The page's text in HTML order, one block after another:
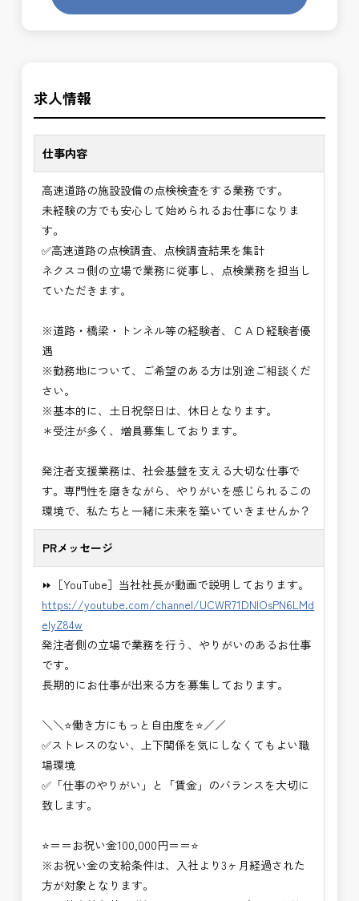
の環境で、私たちと一緒に未来を築いていきません
か？
長期的にお仕事が出来る方を募集しております。
職場環境
✅「仕事のやりがい」と「賃金」のバランスを大切
に致します。
⭐＝＝お祝い金100,000円＝＝⭐
※お祝い金の支給条件は、入社より3ヶ月経過され
た方が対象となります。
その他支給条件の詳細については、問い合わせくだ
さい。
■勤務地について、ご希望のある方は別途ご相談く
国土交通省、地方自治体
（東北地方、関東地方、中部地方、近畿地方など）
■発注者支援業務＜希望する業務をお選びくださ
い。＞
・＜急募＞工事監督支援業務
・＜急募＞資料作成業務
・NEXCO（ネクスコ）点検業務
・NEXCO（ネクスコ）保全調査
・電気工事監督支援業務
・設計コンサルティング業務（数量算出、図面の
修正など）
・河川巡視支援業務
・道路許認可審査・適正化指導業務
・調査設計資料作成業務
・施工体制調査員
・建設プロジェクト・マネジメント業務
Ｅメールで送付
頂きたいと思います。
求人情報
仕事内容
高速道路の施設設備の点検検査をする業務です。
未経験の方でも安心して始められるお仕事になりま
す。
✅高速道路の点検調査、点検調査結果を集計
ネクスコ側の立場で業務に従事し、点検業務を担当し
ていただきます。
※道路・橋梁・トンネル等の経験者、ＣＡＤ経験者優
遇
※勤務地について、ご希望のある方は別途ご相談くだ
さい。
※基本的に、土日祝祭日は、休日となります。
＊受注が多く、増員募集しております。
発注者支援業務は、社会基盤を支える大切な仕事で
す。専門性を磨きながら、やりがいを感じられるこの
環境で、私たちと一緒に未来を築いていきませんか？
PRメッセージ
⏩［YouTube］当社社長が動画で説明しております。
https://youtube.com/channel/UCWR71DNlOsPN6LMd
eIyZ84w
発注者側の立場で業務を行う、やりがいのあるお仕事
です。
長期的にお仕事が出来る方を募集しております。
＼＼⭐働き方にもっと自由度を⭐／／
✅ストレスのない、上下関係を気にしなくてもよい職
場環境
✅「仕事のやりがい」と「賃金」のバランスを大切に
致します。
⭐＝＝お祝い金100,000円＝＝⭐
※お祝い金の支給条件は、入社より3ヶ月経過された
方が対象となります。